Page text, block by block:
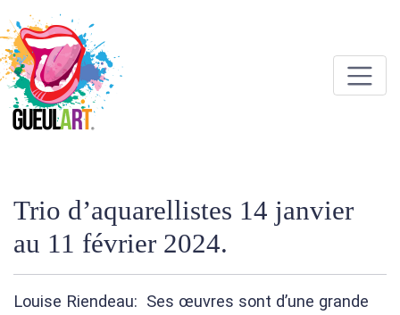
Trio d’aquarellistes 14 janvier
au 11 février 2024.
Louise Riendeau: Ses œuvres sont d’une grande